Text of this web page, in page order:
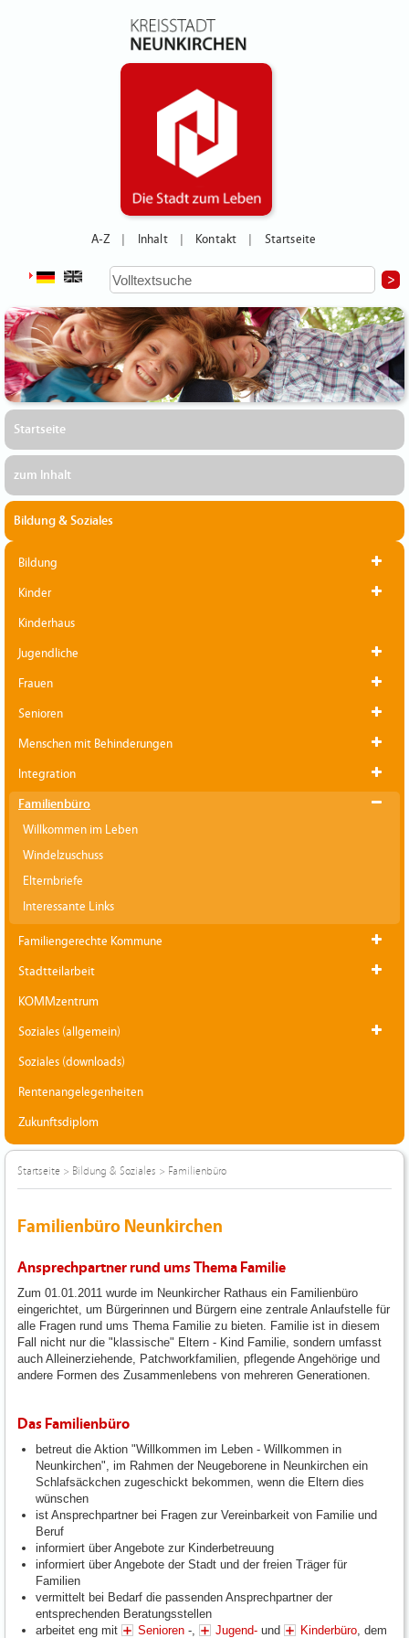
A-Z Inhalt Kontakt Startseite
Startseite
zum Inhalt
Bildung & Soziales
Bildung
Kinder
Kinderhaus
Jugendliche
Frauen
Senioren
Menschen mit Behinderungen
Integration
Familienbüro
Willkommen im Leben
Windelzuschuss
Elternbriefe
Interessante Links
Familiengerechte Kommune
Stadtteilarbeit
KOMMzentrum
Soziales (allgemein)
Soziales (downloads)
Rentenangelegenheiten
Zukunftsdiplom
Startseite > Bildung & Soziales > Familienbüro
Familienbüro Neunkirchen
Ansprechpartner rund ums Thema Familie
Zum 01.01.2011 wurde im Neunkircher Rathaus ein Familienbüro
eingerichtet, um Bürgerinnen und Bürgern eine zentrale Anlaufstelle für
alle Fragen rund ums Thema Familie zu bieten. Familie ist in diesem
Fall nicht nur die "klassische" Eltern - Kind Familie, sondern umfasst
auch Alleinerziehende, Patchworkfamilien, pflegende Angehörige und
andere Formen des Zusammenlebens von mehreren Generationen.
Das Familienbüro
betreut die Aktion "Willkommen im Leben - Willkommen in
Neunkirchen", im Rahmen der Neugeborene in Neunkirchen ein
Schlafsäckchen zugeschickt bekommen, wenn die Eltern dies
wünschen
ist Ansprechpartner bei Fragen zur Vereinbarkeit von Familie und
Beruf
informiert über Angebote zur Kinderbetreuung
informiert über Angebote der Stadt und der freien Träger für
Familien
vermittelt bei Bedarf die passenden Ansprechpartner der
entsprechenden Beratungsstellen
arbeitet eng mit
Senioren -, Jugend- und Kinderbüro , dem